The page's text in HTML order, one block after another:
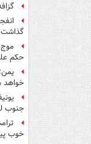
گذاشت
حکم
خواهد
جنوب
خوب